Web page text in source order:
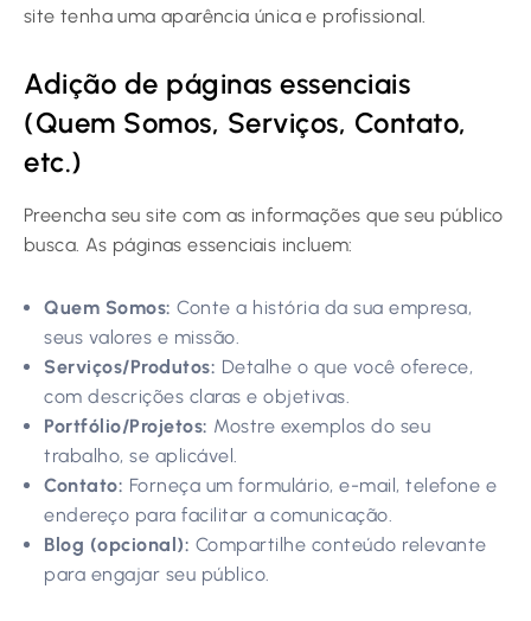
site tenha uma aparência única e profissional.
Adição de páginas essenciais
(Quem Somos, Serviços, Contato,
etc.)
Preencha seu site com as informações que seu público
busca. As páginas essenciais incluem:
Quem Somos: Conte a história da sua empresa,
seus valores e missão.
Serviços/Produtos: Detalhe o que você oferece,
com descrições claras e objetivas.
Portfólio/Projetos: Mostre exemplos do seu
trabalho, se aplicável.
Contato: Forneça um formulário, e-mail, telefone e
endereço para facilitar a comunicação.
Blog (opcional): Compartilhe conteúdo relevante
para engajar seu público.